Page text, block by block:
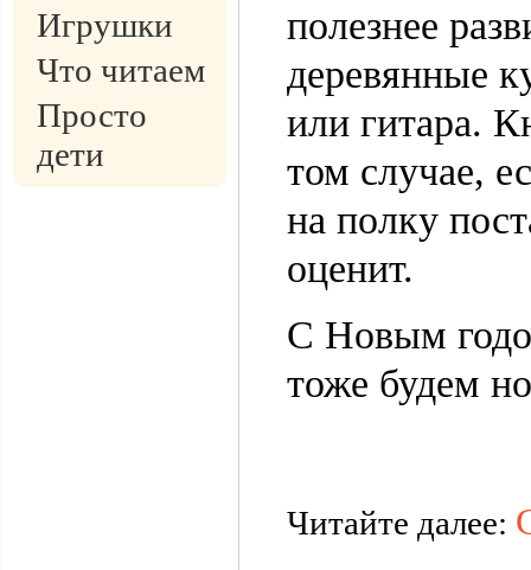
Игрушки
Что читаем
Просто
дети
полезнее
деревянные
или гитара.
том случае,
на полку
оценит.
С Новым
тоже будем
Читайте далее: